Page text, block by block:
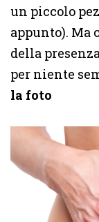
un piccolo
appunto). Ma
della
per niente
la foto